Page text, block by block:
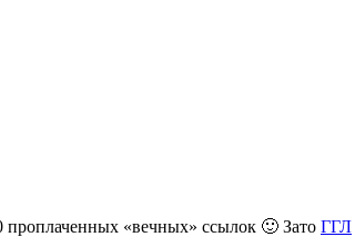
«вечных» ссылок 🙂 Зато ГГЛ